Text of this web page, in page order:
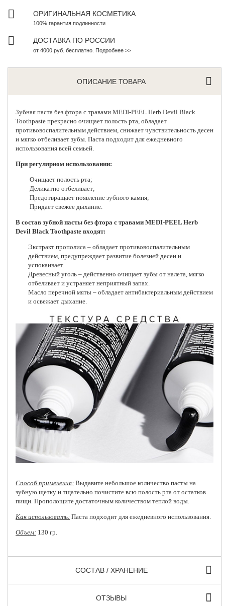
ОРИГИНАЛЬНАЯ КОСМЕТИКА
100% гарантия подлинности
ДОСТАВКА ПО РОССИИ
от 4000 руб. бесплатно. Подробнее >>
ОПИСАНИЕ ТОВАРА
Зубная паста без фтора с травамиMEDI-PEEL Herb Devil Black
Toothpaste прекрасно очищает полость рта, обладает
противовоспалительным действием, снижает чувствительность десен
и мягко отбеливает зубы. Паста подходит для ежедневного
использования всей семьей.
При регулярном использовании:
Очищает полость рта;
Деликатно отбеливает;
Предотвращает появление зубного камня;
Придает свежее дыхание.
В состав зубной пасты без фтора с травами MEDI-PEEL Herb
Devil Black Toothpaste входят:
Экстракт прополиса – обладает противовоспалительным
действием, предупреждает развитие болезней десен и
успокаивает.
Древесный уголь – действенно очищает зубы от налета, мягко
отбеливает и устраняет неприятный запах.
Масло перечной мяты – обладает антибактериальным действием
и освежает дыхание.
Способ применения: Выдавите небольшое количество пасты на
зубную щетку и тщательно почистите всю полость рта от остатков
пищи. Прополощите достаточным количеством теплой воды.
Как использовать: Паста подходит для ежедневного использования.
Объем: 130 гр.
СОСТАВ / ХРАНЕНИЕ
ОТЗЫВЫ